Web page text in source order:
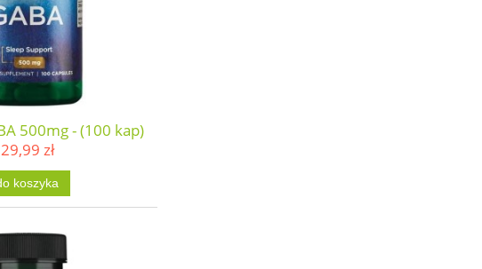
500mg - (100 kap)
29,99 zł
koszyka